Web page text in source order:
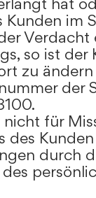
Kunden im
Verdacht
so ist
zu
der
für
des
durch